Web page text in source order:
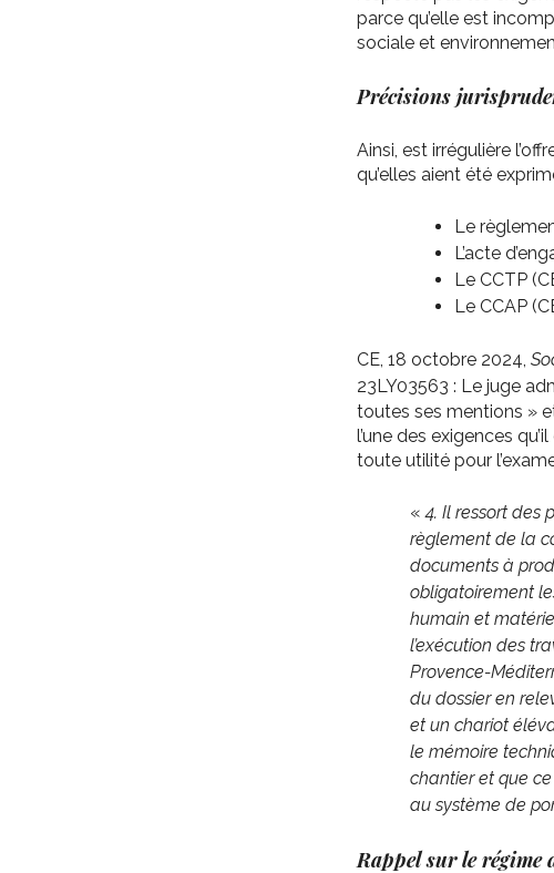
parce qu’elle est
sociale et
Précisions
Ainsi, est irrégulière
qu’elles aient été
Le
L’acte
Le CCTP (
Le CCAP (
CE, 18 octobre 2024,
23LY03563 : Le juge
toutes ses mentions »
l’une des exigences
toute utilité pour
«4. Il ressort des
règlement de la
documents à
obligatoirement
humain et
l’exécution des
Provence-
du dossier en
et un chariot
le mémoire
chantier et que
au système de
Rappel sur le régime